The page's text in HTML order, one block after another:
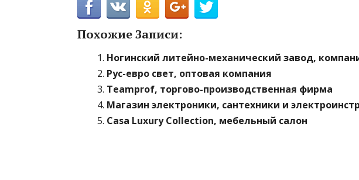
Похожие Записи:
Ногинский литейно-механический завод,
Рус-евро свет, оптовая компания
Teamprof, торгово-производственная фирма
Магазин электроники, сантехники и
Casa Luxury Collection, мебельный салон